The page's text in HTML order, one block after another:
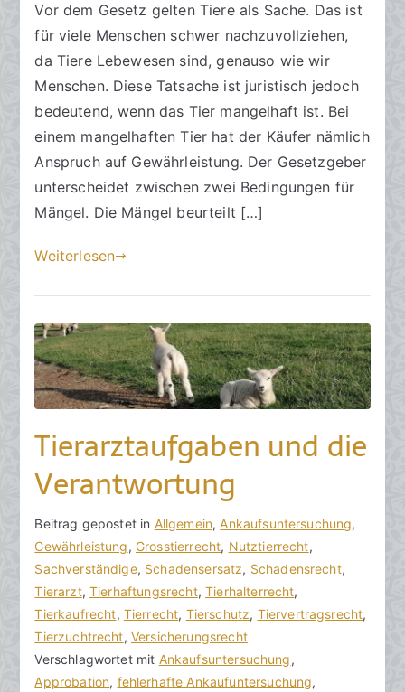
e
t
a
m
7
.
i
2
0
4
Vor dem Gesetz gelten Tiere als Sache. Das ist
für viele Menschen schwer nachzuvollziehen,
da Tiere Lebewesen sind, genauso wie wir
Menschen. Diese Tatsache ist juristisch jedoch
bedeutend, wenn das Tier mangelhaft ist. Bei
einem mangelhaften Tier hat der Käufer nämlich
Anspruch auf Gewährleistung. Der Gesetzgeber
unterscheidet zwischen zwei Bedingungen für
Mängel. Die Mängel beurteilt […]
Weiterlesen
Tierarztaufgaben und die
Verantwortung
V
o
n
h
o
r
a
k
B
e
i
t
r
a
g
v
Beitrag gepostet in Allgemein, Ankaufsuntersuchung,
Gewährleistung, Grosstierrecht, Nutztierrecht,
Sachverständige, Schadensersatz, Schadensrecht,
Tierarzt,Tierhaftungsrecht,Tierhalterrecht,
Tierkaufrecht, Tierrecht, Tierschutz, Tiervertragsrecht,
Tierzuchtrecht, Versicherungsrecht
Verschlagwortet mit Ankaufsuntersuchung,
Approbation, fehlerhafte Ankaufuntersuchung,
K
e
i
n
e
K
o
m